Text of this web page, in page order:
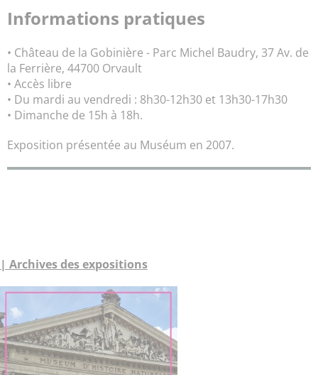
Informations pratiques
• Château de la Gobinière - Parc Michel Baudry, 37 Av. de
la Ferrière, 44700 Orvault
• Accès libre
• Du mardi au vendredi : 8h30-12h30 et 13h30-17h30
• Dimanche de 15h à 18h.
Exposition présentée au Muséum en 2007.
| Archives des expositions